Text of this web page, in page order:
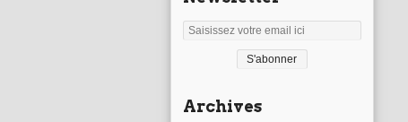
Archives